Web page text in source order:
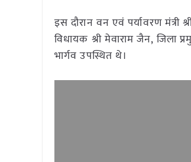
इस दौरान वन एवं पर्यावरण मंत्री
विधायक श्री मेवाराम जैन, जिला
भार्गव उपस्थित थे।